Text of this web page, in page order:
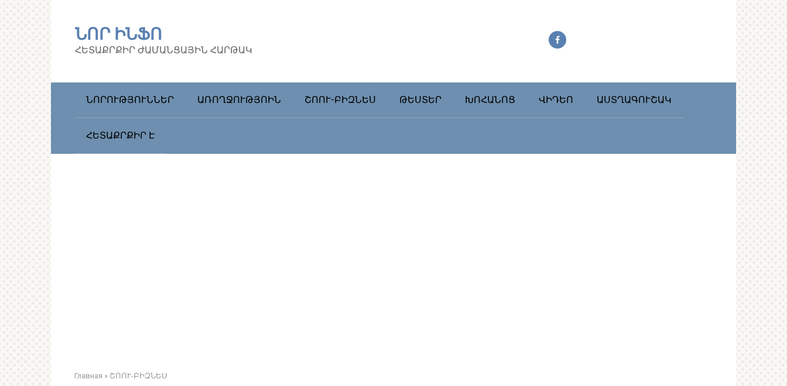
ՆՈՐ ԻՆՖՈ
ՀԵՏԱՔՐՔԻՐ ԺԱՄԱՆՑԱՅԻՆ ՀԱՐԹԱԿ
ՆՈՐՈՒԹՅՈՒՆՆԵՐ ԱՌՈՂՋՈՒԹՅՈԻՆ ՇՈՈՒ-ԲԻԶՆԵՍ ԹԵՍՏԵՐ ԽՈՀԱՆՈՑ ՎԻԴԵՈ ԱՍՏՂԱԳՈՒՇԱԿ
ՀԵՏԱՔՐՔԻՐ Է
Главная » ՇՈՈՒ-ԲԻԶՆԵՍ